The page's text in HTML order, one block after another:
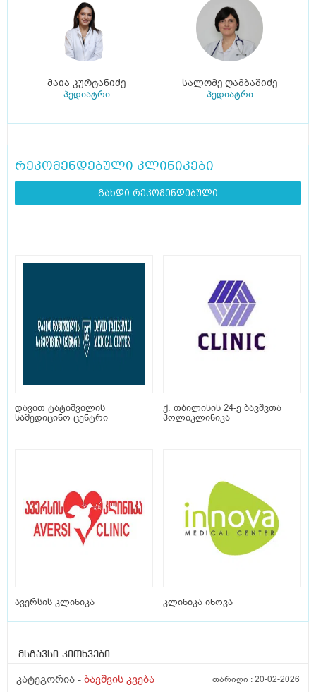
მაია კურტანიძე
პედიატრი
სალომე ღამბაშიძე
პედიატრი
რეკომენდებული კლინიკები
გახდი რეკომენდებული
დავით ტატიშვილის
სამედიცინო ცენტრი
ქ. თბილისის 24-ე ბავშვთა
პოლიკლინიკა
ავერსის კლინიკა კლინიკა ინოვა
მსგავსი კითხვები
კატეგორია - ბავშვის კვება თარიღი :20-02-2026